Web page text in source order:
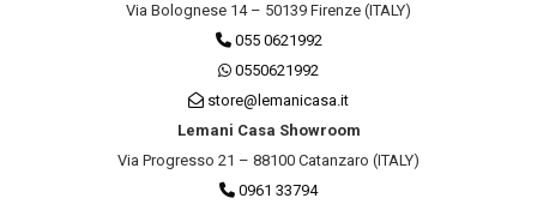
Via Bolognese 14 – 50139 Firenze (ITALY)
055 0621992
0550621992
store@lemanicasa.it
Lemani Casa Showroom
Via Progresso 21 – 88100 Catanzaro (ITALY)
0961 33794